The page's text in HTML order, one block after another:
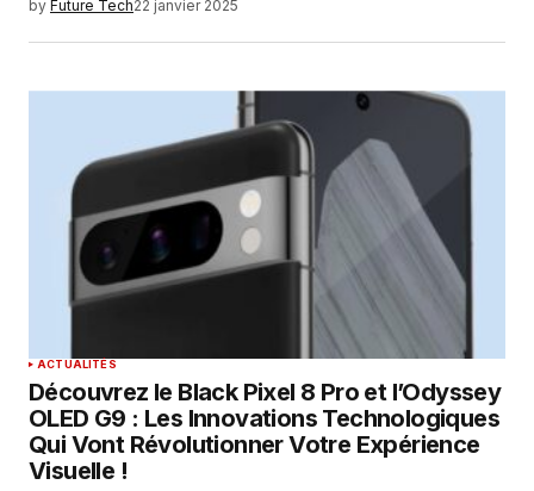
by Future Tech22 janvier 2025
ACTUALITÉS
Découvrez le Black Pixel 8 Pro et l’Odyssey
OLED G9 : Les Innovations Technologiques
Qui Vont Révolutionner Votre Expérience
Visuelle !